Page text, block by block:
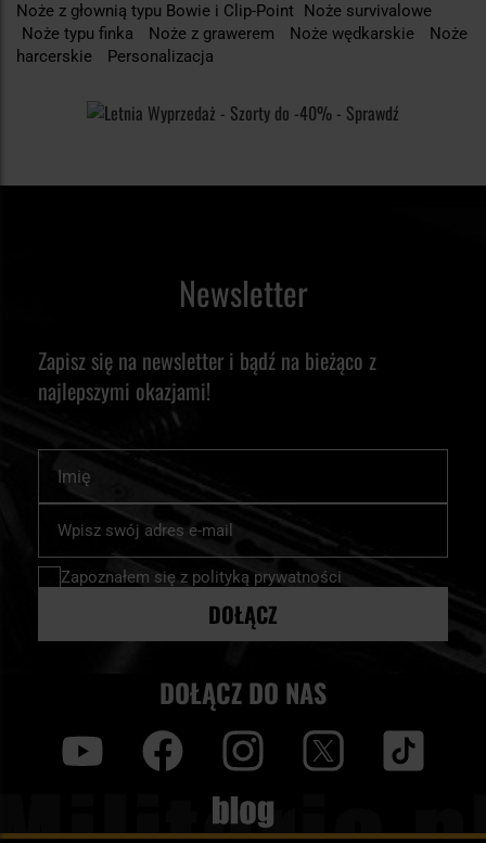
Noże z głownią typu Bowie i Clip-Point
Noże survivalowe
Noże typu finka
Noże z grawerem Noże wędkarskie
Noże
harcerskie
Personalizacja
Newsletter
Zapisz się na newsletter i bądź na bieżąco z
najlepszymi okazjami!
nasz
newsletter:
Zapoznałem się z polityką prywatności
DOŁĄCZ
DOŁĄCZ DO NAS
Blog